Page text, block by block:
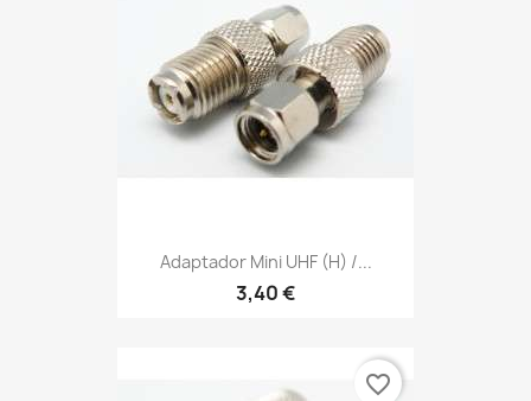
Adaptador Mini UHF (h) /...
3,40 €
favorite_border